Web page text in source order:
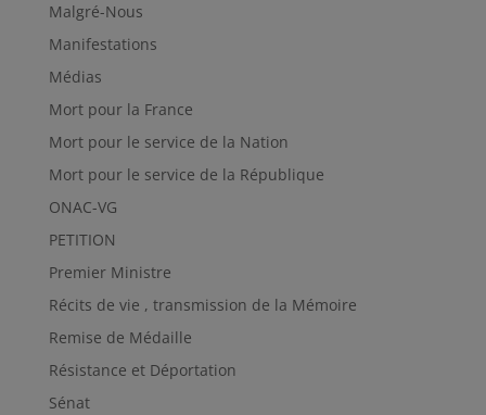
Malgré-Nous
Manifestations
Médias
Mort pour la France
Mort pour le service de la Nation
Mort pour le service de la République
ONAC-VG
PETITION
Premier Ministre
Récits de vie , transmission de la Mémoire
Remise de Médaille
Résistance et Déportation
Sénat